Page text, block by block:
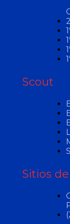
Scout
Sitios